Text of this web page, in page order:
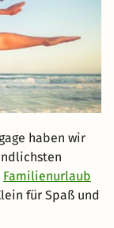
haben wir
Familienurlaub
für Spaß und